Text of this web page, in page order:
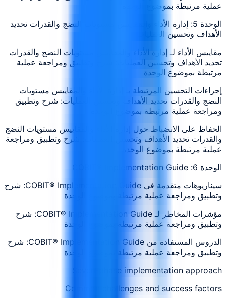
عملية مرتبطة بموضوع الوحدة
الوحدة 5: إدارة الأداء والمقاييس مستويات النضج والقدرات تحديد
الأهداف وتحسين العمليات
مقاييس الأداء لـ إدارة الأداء والمقاييس مستويات النضج والقدرات
تحديد الأهداف وتحسين العمليات: شرح وتطبيق ومراجعة عملية
مرتبطة بموضوع الوحدة
إجراءات التحسين المرتبطة بـ إدارة الأداء والمقاييس مستويات
النضج والقدرات تحديد الأهداف وتحسين العمليات: شرح وتطبيق
ومراجعة عملية مرتبطة بموضوع الوحدة
الحفاظ على الانضباط حول إدارة الأداء والمقاييس مستويات النضج
والقدرات تحديد الأهداف وتحسين العمليات: شرح وتطبيق ومراجعة
عملية مرتبطة بموضوع الوحدة
الوحدة 6: COBIT® Implementation Guide
سيناريوهات متقدمة في COBIT® Implementation Guide: شرح
وتطبيق ومراجعة عملية مرتبطة بموضوع الوحدة
مؤشرات المخاطر لـ COBIT® Implementation Guide: شرح
وتطبيق ومراجعة عملية مرتبطة بموضوع الوحدة
الدروس المستفادة من COBIT® Implementation Guide: شرح
وتطبيق ومراجعة عملية مرتبطة بموضوع الوحدة
Seven-phase implementation approach
Common challenges and success factors